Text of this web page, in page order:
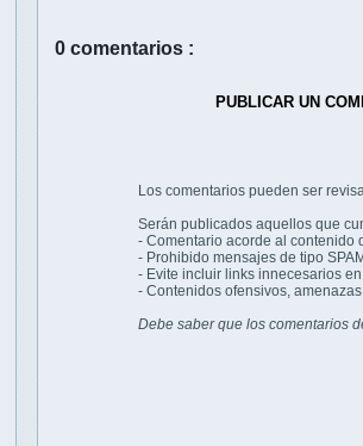
0 comentarios :
PUBLICAR UN
Los comentarios pueden ser
Serán publicados aquellos que
- Comentario acorde al contenido
- Prohibido mensajes de tipo
- Evite incluir links innecesarios
- Contenidos ofensivos,
Debe saber que los comentarios